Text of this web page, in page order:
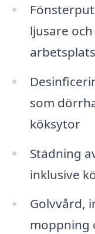
ljusare
arbetsplats
som
köksytor
Städning
inklusive
Golvvård,
moppning